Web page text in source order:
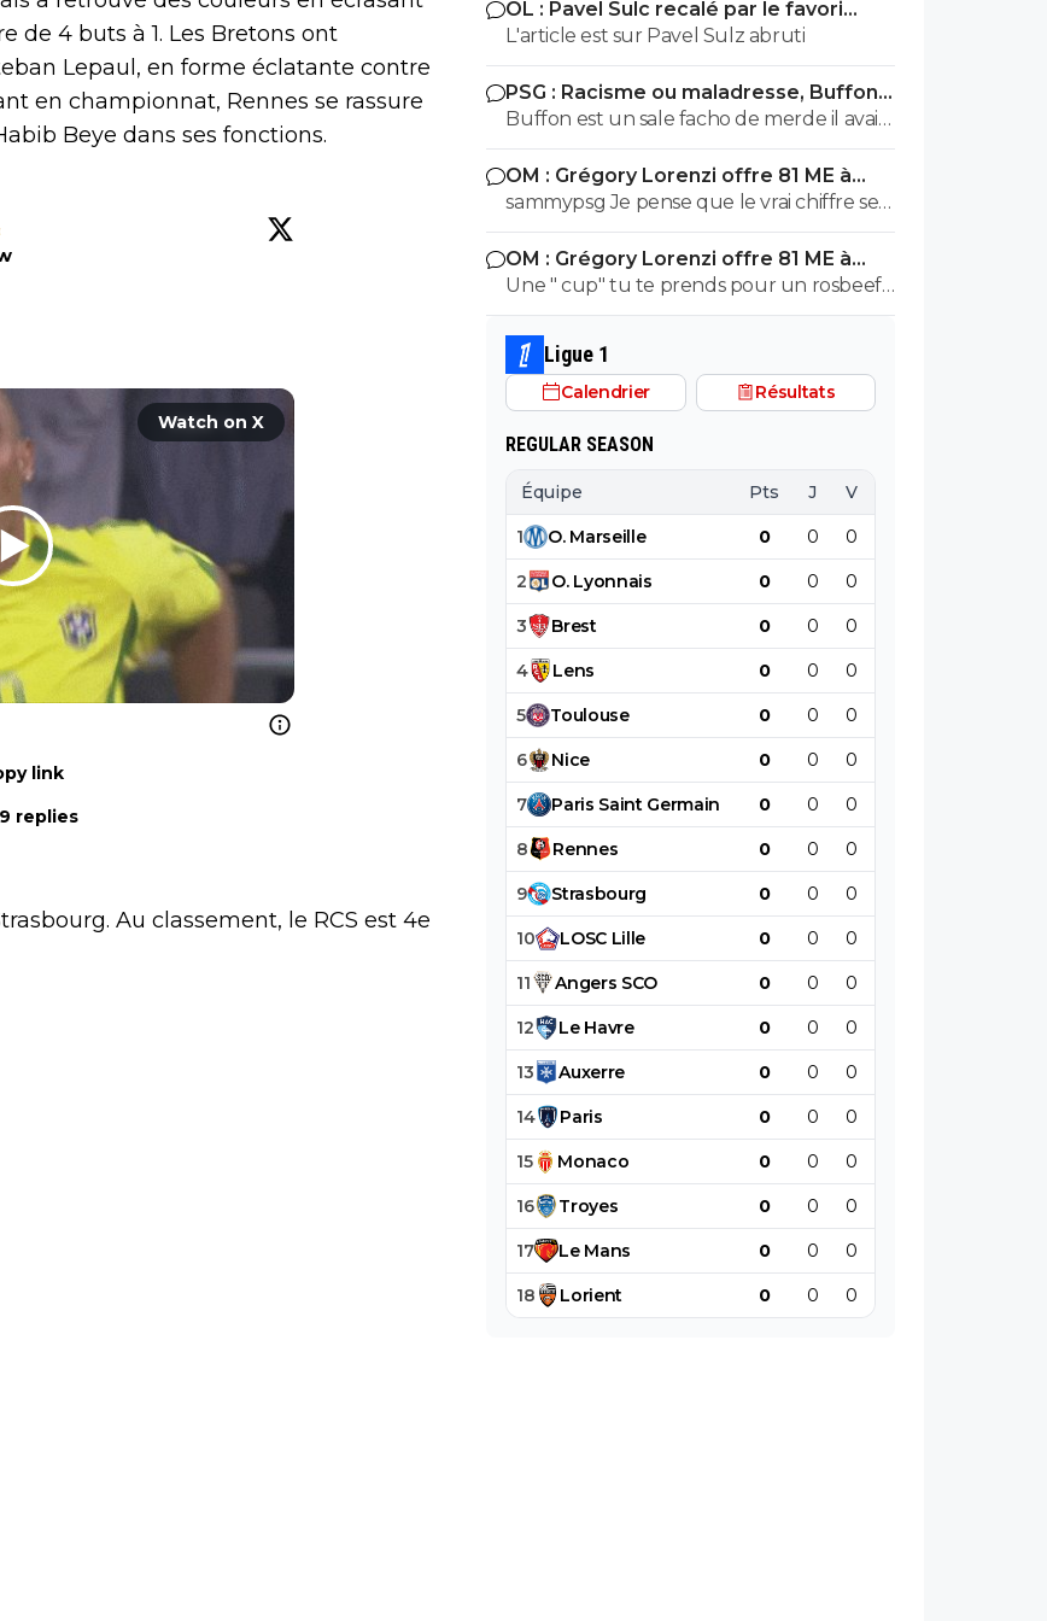
de 4 buts à 1. Les Bretons ont
Lepaul, en forme éclatante contre
en championnat, Rennes se rassure
Beye dans ses fonctions.
Watch on X
link
replies
Au classement, le RCS est 4e
exploser en vol avec ses différentes
révélations
OL : Pavel Sulc recalé par le favori
numéro 1 du mercato
L'article est sur Pavel Sulz abruti
PSG : Racisme ou maladresse, Buffon
écarte Suzuki
Buffon est un sale facho de merde il avait
le numéro 88 cetait pas un hasard...
OM : Grégory Lorenzi offre 81 ME à
Frank McCourt
sammypsg Je pense que le vrai chiffre se
situe entre 620 et 700 M
OM : Grégory Lorenzi offre 81 ME à
Frank McCourt
Une " cup" tu te prends pour un rosbeef
? Lol
Ligue 1
Calendrier Résultats
REGULAR SEASON
Équipe Pts J V
1 O. Marseille 0 0 0
2 O. Lyonnais 0 0 0
3 Brest 0 0 0
4 Lens 0 0 0
5 Toulouse 0 0 0
6 Nice 0 0 0
7 Paris Saint Germain 0 0 0
8 Rennes 0 0 0
9 Strasbourg 0 0 0
10 LOSC Lille 0 0 0
11 Angers SCO 0 0 0
12 Le Havre 0 0 0
13 Auxerre 0 0 0
14 Paris 0 0 0
15 Monaco 0 0 0
16 Troyes 0 0 0
17 Le Mans 0 0 0
18 Lorient 0 0 0